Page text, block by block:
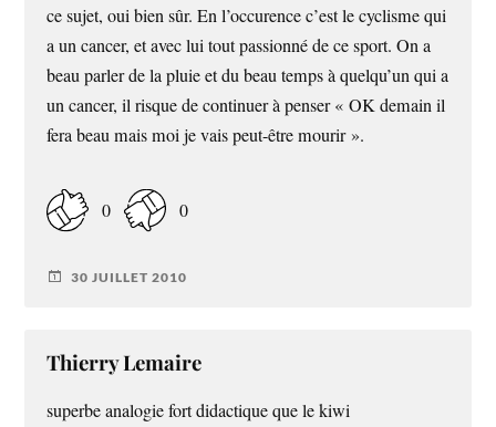
ce sujet, oui bien sûr. En l’occurence c’est le cyclisme qui
a un cancer, et avec lui tout passionné de ce sport. On a
beau parler de la pluie et du beau temps à quelqu’un qui a
un cancer, il risque de continuer à penser « OK demain il
fera beau mais moi je vais peut-être mourir ».
0 0
30 JUILLET 2010
Thierry Lemaire
superbe analogie fort didactique que le kiwi